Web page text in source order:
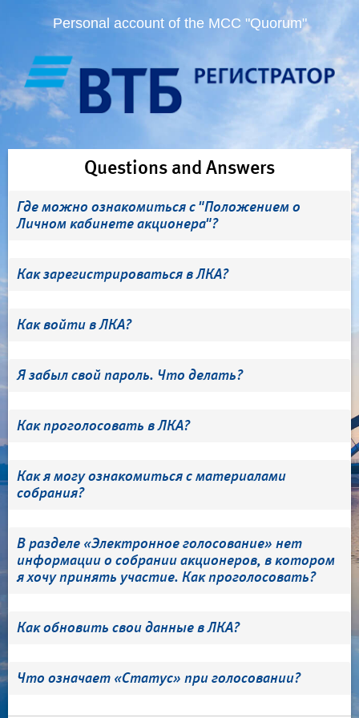
Personal account of the MCC "Quorum"
Questions and Answers
Где можно ознакомиться с "Положением о
Личном кабинете акционера"?
Как зарегистрироваться в ЛКА?
Как войти в ЛКА?
Я забыл свой пароль. Что делать?
Как проголосовать в ЛКА?
Как я могу ознакомиться с материалами
собрания?
В разделе «Электронное голосование» нет
информации о собрании акционеров, в котором
я хочу принять участие. Как проголосовать?
Как обновить свои данные в ЛКА?
Что означает «Статус» при голосовании?